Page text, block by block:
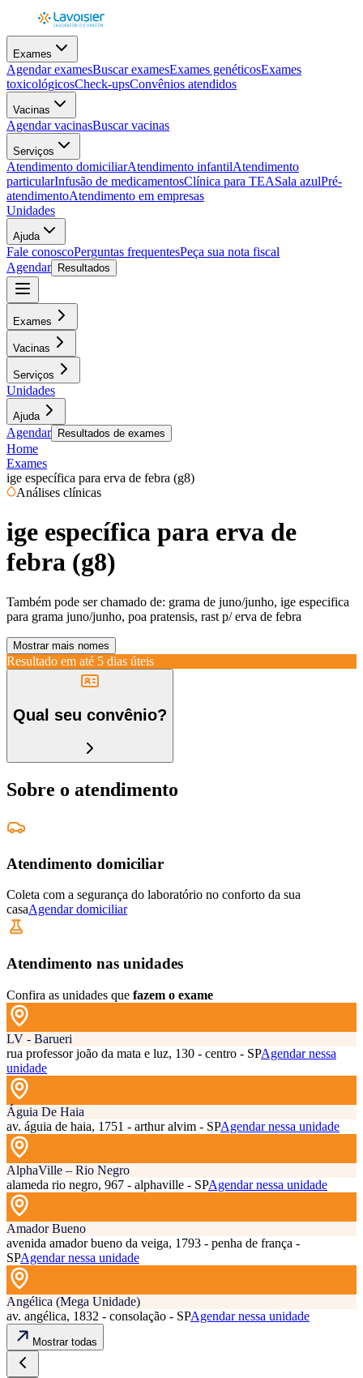
Exames
Agendar examesBuscar examesExames genéticosExames
toxicológicosCheck-upsConvênios atendidos
Vacinas
Agendar vacinasBuscar vacinas
Serviços
Atendimento domiciliarAtendimento infantilAtendimento
particularInfusão de medicamentosClínica para TEASala azulPré-
atendimentoAtendimento em empresas
Unidades
Ajuda
Fale conoscoPerguntas frequentesPeça sua nota fiscal
Agendar
Resultados
Exames
Vacinas
Serviços
Unidades
Ajuda
Agendar Resultados de exames
Home
Exames
ige específica para erva de febra (g8)
Análises clínicas
ige específica para erva de
febra (g8)
Também pode ser chamado de: grama de juno/junho, ige especifica
para grama juno/junho, poa pratensis, rast p/ erva de febra
Mostrar mais nomes
Resultado em até 5 dias úteis
Qual seu convênio?
Sobre o atendimento
Atendimento domiciliar
Coleta com a segurança do laboratório no conforto da sua
casaAgendar domiciliar
Atendimento nas unidades
Confira as unidades que fazem o exame
LV - Barueri
rua professor joão da mata e luz, 130 - centro - SPAgendar nessa
unidade
Águia De Haia
av. águia de haia, 1751 - arthur alvim - SPAgendar nessa unidade
AlphaVille – Rio Negro
alameda rio negro, 967 - alphaville - SPAgendar nessa unidade
Amador Bueno
avenida amador bueno da veiga, 1793 - penha de frança -
SPAgendar nessa unidade
Angélica (Mega Unidade)
av. angélica, 1832 - consolação - SPAgendar nessa unidade
Mostrar todas